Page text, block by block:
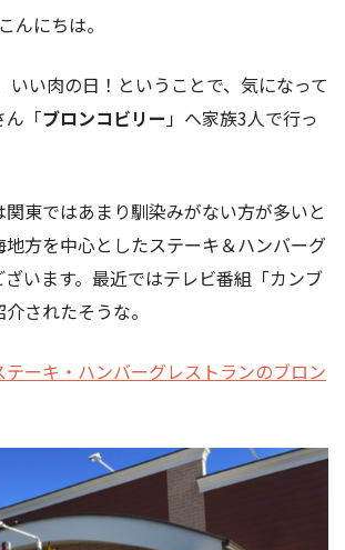
んにちは。
いい肉の日！ということで、気になって
ん「ブロンコビリー」へ家族3人で行っ
東ではあまり馴染みがない方が多いと
方を中心としたステーキ＆ハンバーグ
います。最近ではテレビ番組「カンブ
されたそうな。
テーキ・ハンバーグレストランのブロン